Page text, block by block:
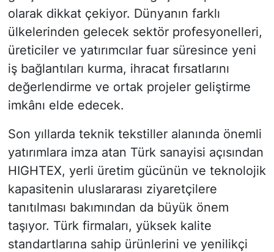
olarak dikkat çekiyor. Dünyanın farklı
ülkelerinden gelecek sektör profesyonelleri,
üreticiler ve yatırımcılar fuar süresince yeni
iş bağlantıları kurma, ihracat fırsatlarını
değerlendirme ve ortak projeler geliştirme
imkânı elde edecek.
Son yıllarda teknik tekstiller alanında önemli
yatırımlara imza atan Türk sanayisi açısından
HIGHTEX, yerli üretim gücünün ve teknolojik
kapasitenin uluslararası ziyaretçilere
tanıtılması bakımından da büyük önem
taşıyor. Türk firmaları, yüksek kalite
standartlarına sahip ürünlerini ve yenilikçi